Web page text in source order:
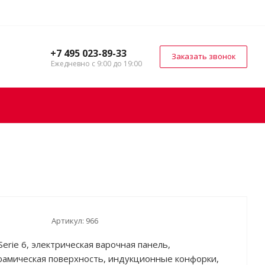
+7 495 023-89-33
Ежедневно с 9:00 до 19:00
Заказать звонок
Артикул: 966
6, электрическая варочная панель,
поверхность, индукционные конфорки,